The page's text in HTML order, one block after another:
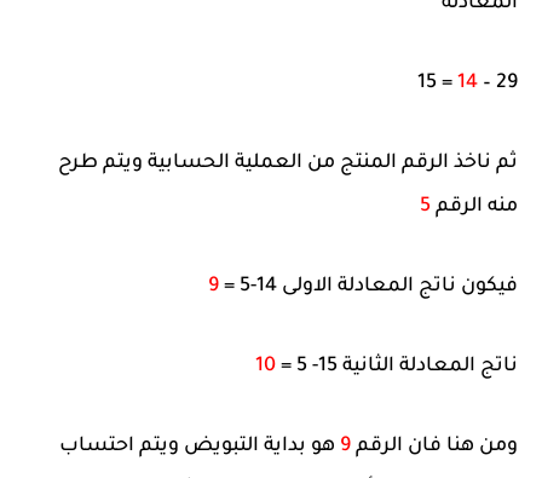
29 –
14
= 15
ثم ناخذ الرقم المنتج من العملية الحسابية ويتم طرح
منه الرقم 5
فيكون ناتج المعادلة الاولى 14-5 = 9
ناتج المعادلة الثانية 15- 5 = 10
ومن هنا فان الرقم 9 هو بداية التبويض ويتم احتساب